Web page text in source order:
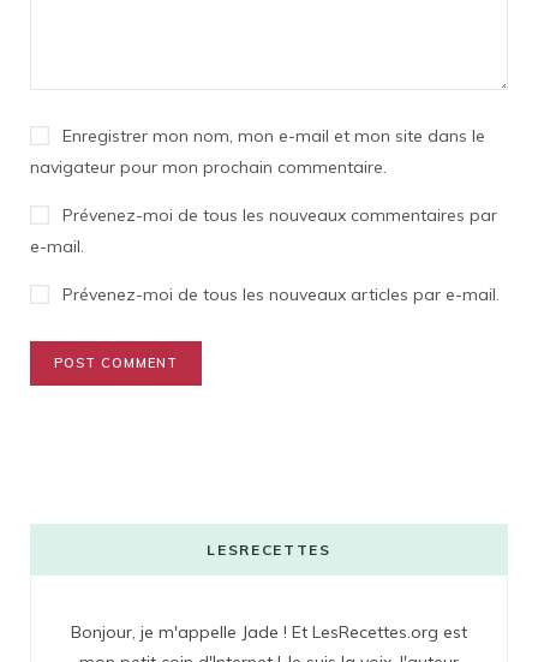
Enregistrer mon nom, mon e-mail et mon site dans le
navigateur pour mon prochain commentaire.
Prévenez-moi de tous les nouveaux commentaires par
e-mail.
Prévenez-moi de tous les nouveaux articles par e-mail.
LESRECETTES
Bonjour, je m'appelle Jade ! Et LesRecettes.org est